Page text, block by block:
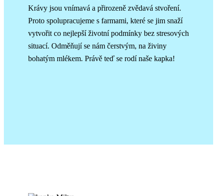
Krávy jsou vnímavá a přirozeně zvědavá stvoření.
Proto spolupracujeme s farmami, které se jim snaží
vytvořit co nejlepší životní podmínky bez stresových
situací. Odměňují se nám čerstvým, na živiny
bohatým mlékem. Právě teď se rodí naše kapka!